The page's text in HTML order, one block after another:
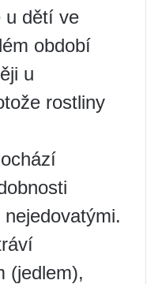
u dětí ve
období
u
rostliny
(jedlem),